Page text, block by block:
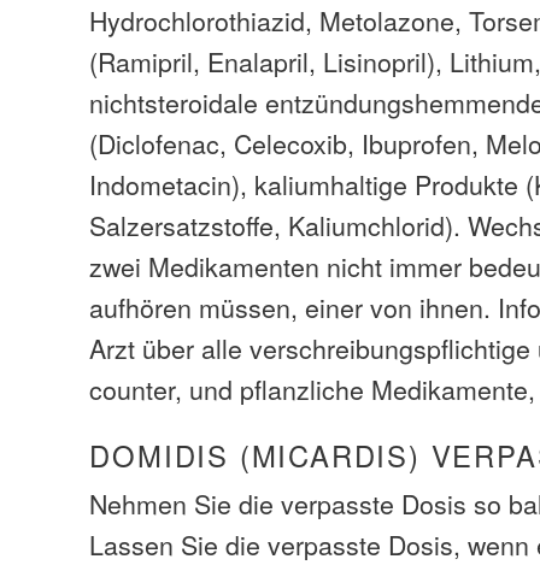
Hydrochlorothiazid, Metolazone,
(Ramipril, Enalapril, Lisinopril),
nichtsteroidale
(Diclofenac, Celecoxib, Ibuprofen,
Indometacin), kaliumhaltige Produkte
Salzersatzstoffe, Kaliumchlorid).
zwei Medikamenten nicht immer
aufhören müssen, einer von ihnen.
Arzt über alle
counter, und pflanzliche
DOMIDIS (MICARDIS)
Nehmen Sie die verpasste Dosis so
Lassen Sie die verpasste Dosis,